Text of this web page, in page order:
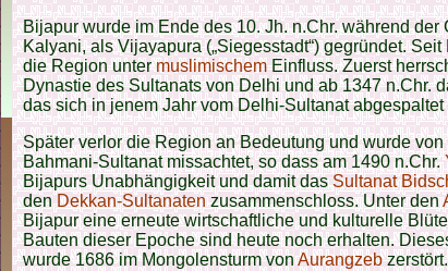
Bijapur wurde im Ende des 10. Jh. n.Chr. während
Kalyani, als Vijayapura („Siegesstadt“) gegründet.
die Region untermuslimischemEinfluss. Zuerst
Dynastie des Sultanats von Delhi und ab 1347 n.Chr.
das sich in jenem Jahr vom Delhi-Sultanat abgespaltet
Später verlor die Region an Bedeutung und wurde
Bahmani-Sultanat missachtet, so dass am 1490 n.Chr.
Bijapurs Unabhängigkeit und damit dasSultanat
denDekkan-Sultanatenzusammenschloss. Unter den
Bijapur eine erneute wirtschaftliche und kulturelle
Bauten dieser Epoche sind heute noch erhalten.
wurde 1686 im Mongolensturm vonAurangzebzerstört.